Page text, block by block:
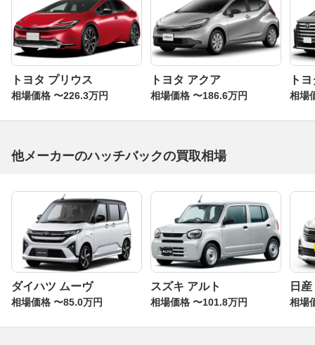
トヨタ プリウス
相場価格 〜226.3万円
トヨタ アクア
相場価格 〜186.6万円
ト
相場
他メーカーのハッチバックの買取相場
ダイハツ ムーヴ
相場価格 〜85.0万円
スズキ アルト
相場価格 〜101.8万円
日
相場